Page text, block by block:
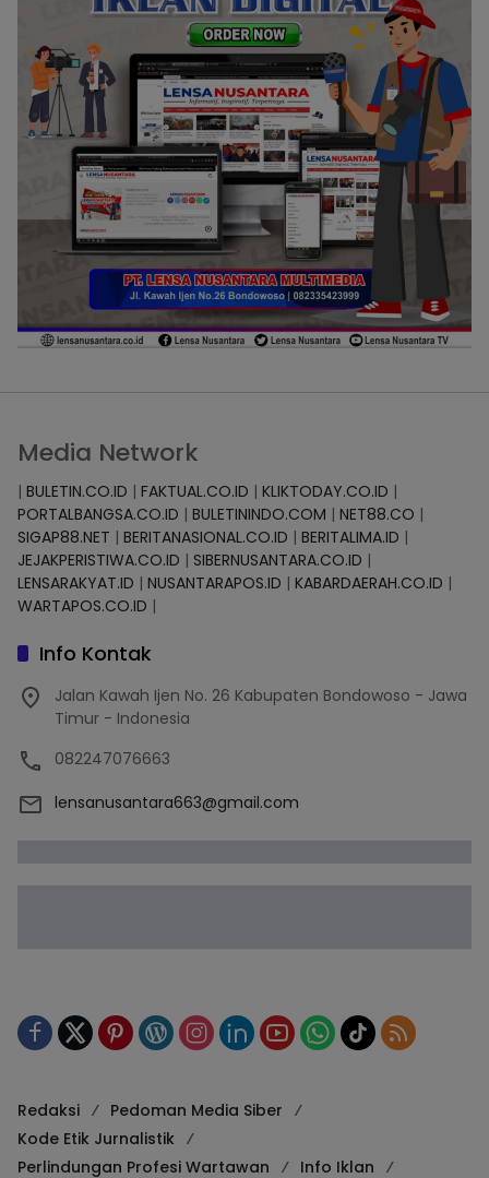
Media Network
| BULETIN.CO.ID | FAKTUAL.CO.ID | KLIKTODAY.CO.ID |
PORTALBANGSA.CO.ID | BULETININDO.COM | NET88.CO |
SIGAP88.NET | BERITANASIONAL.CO.ID | BERITALIMA.ID |
JEJAKPERISTIWA.CO.ID | SIBERNUSANTARA.CO.ID |
LENSARAKYAT.ID | NUSANTARAPOS.ID | KABARDAERAH.CO.ID |
WARTAPOS.CO.ID |
Info Kontak
Jalan Kawah Ijen No. 26 Kabupaten Bondowoso - Jawa
Timur - Indonesia
082247076663
lensanusantara663@gmail.com
Redaksi
Pedoman Media Siber
Kode Etik Jurnalistik
Perlindungan Profesi Wartawan
Info Iklan